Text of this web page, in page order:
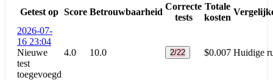
Getest op Score Betrouwbaarheid
Correcte
tests
Totale
kosten
2026-07-
16 23:04
Nieuwe
test
toegevoegd
4.0 10.0 2/22 $0.007 Huidige